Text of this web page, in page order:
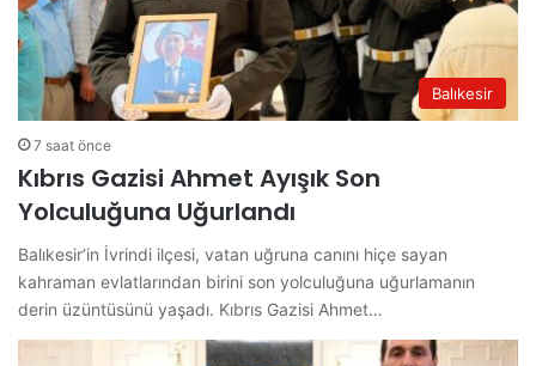
Balıkesir
7 saat önce
Kıbrıs Gazisi Ahmet Ayışık Son
Yolculuğuna Uğurlandı
Balıkesir’in İvrindi ilçesi, vatan uğruna canını hiçe sayan
kahraman evlatlarından birini son yolculuğuna uğurlamanın
derin üzüntüsünü yaşadı. Kıbrıs Gazisi Ahmet…